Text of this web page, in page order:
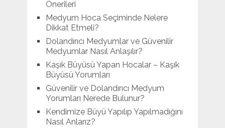
Önerileri
Medyum Hoca Seçiminde Nelere
Dikkat Etmeli?
Dolandırıcı Medyumlar ve Güvenilir
Medyumlar Nasıl Anlaşılır?
Kaşık Büyüsü Yapan Hocalar – Kaşık
Büyüsü Yorumları
Güvenilir ve Dolandırıcı Medyum
Yorumları Nerede Bulunur?
Kendimize Büyü Yapılıp Yapılmadığını
Nasıl Anlarız?